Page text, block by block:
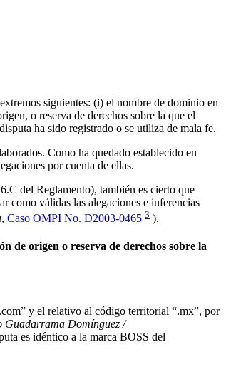
siguientes: (i) el nombre de dominio en
o reserva de derechos sobre la que el
ha sido registrado o se utiliza de mala fe.
Como ha quedado establecido en
por cuenta de ellas.
del Reglamento), también es cierto que
como válidas las alegaciones e inferencias
, Caso OMPI No. D2003-0465 3 ).
de origen o reserva de derechos sobre la
y el relativo al código territorial “.mx”, por
Guadarrama Domínguez /
es idéntico a la marca BOSS del